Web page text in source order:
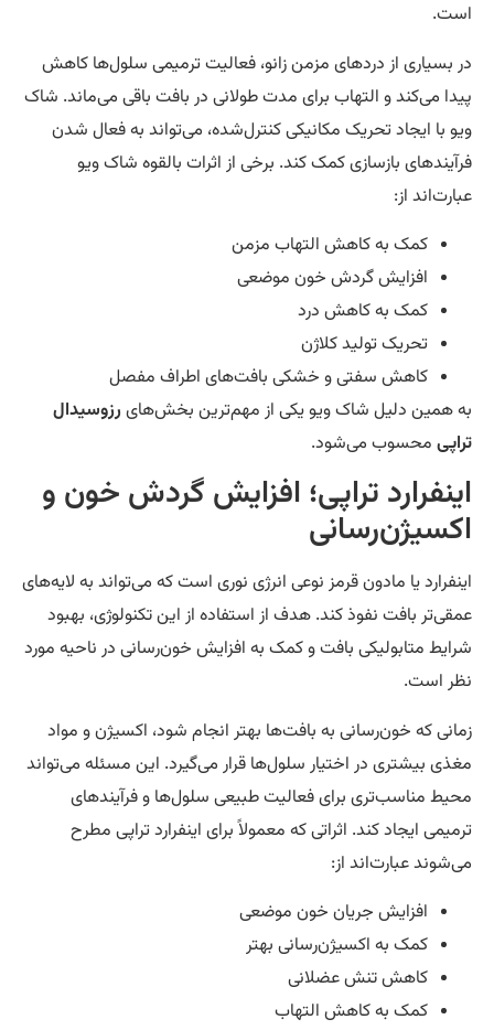
بسیاری از دردهای مزمن زانو، فعالیت ترمیمی سلول‌ها کاهش
می‌کند و التهاب برای مدت طولانی در بافت باقی می‌ماند. شاک
با ایجاد تحریک مکانیکی کنترل‌شده، می‌تواند به فعال شدن
بازسازی کمک کند. برخی از اثرات بالقوه شاک ویو
از:
کمک به کاهش التهاب مزمن
افزایش گردش خون موضعی
کمک به کاهش درد
تحریک تولید کلاژن
کاهش سفتی و خشکی بافت‌های اطراف مفصل
همین دلیل شاک ویو یکی از مهم‌ترین بخش‌هایرزوسیدال
محسوب می‌شود.
تراپی؛ افزایش گردش خون و
یا مادون قرمز نوعی انرژی نوری است که می‌تواند به لایه‌های
بافت نفوذ کند. هدف از استفاده از این تکنولوژی، بهبود
متابولیکی بافت و کمک به افزایش خون‌رسانی در ناحیه مورد
است.
که خون‌رسانی به بافت‌ها بهتر انجام شود، اکسیژن و مواد
بیشتری در اختیار سلول‌ها قرار می‌گیرد. این مسئله می‌تواند
مناسب‌تری برای فعالیت طبیعی سلول‌ها و فرآیندهای
ایجاد کند. اثراتی که معمولاً برای اینفرارد تراپی مطرح
عبارت‌اند از:
افزایش جریان خون موضعی
کمک به اکسیژن‌رسانی بهتر
کاهش تنش عضلانی
کمک به کاهش التهاب